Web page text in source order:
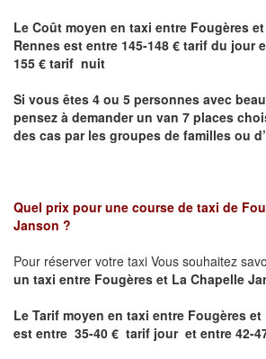
Le Coût moyen en taxi entre Fougères
Rennes est entre 145-148 € tarif du jour
155 € tarif nuit
Si vous êtes 4 ou 5 personnes avec
pensez à demander un van 7 places
des cas par les groupes de familles ou
Quel prix pour une course de taxi de
Janson ?
Pour réserver votre taxi Vous souhaitez
un taxi entre Fougères et La Chapelle
Le Tarif moyen en taxi entre Fougères
est entre 35-40 € tarif jour et entre 42-